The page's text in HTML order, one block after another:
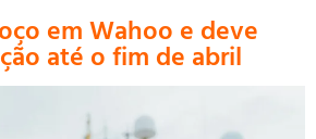
em Wahoo e deve
até o fim de abril